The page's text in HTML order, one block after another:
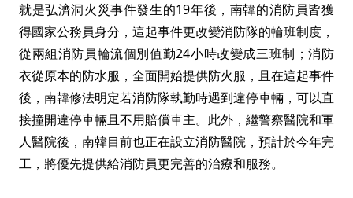
就是弘濟洞火災事件發生的19年後，南韓的消防員皆獲
得國家公務員身分，這起事件更改變消防隊的輪班制度，
從兩組消防員輪流個別值勤24小時改變成三班制；消防
衣從原本的防水服，全面開始提供防火服，且在這起事件
後，南韓修法明定若消防隊執勤時遇到違停車輛，可以直
接撞開違停車輛且不用賠償車主。此外，繼警察醫院和軍
人醫院後，南韓目前也正在設立消防醫院，預計於今年完
工，將優先提供給消防員更完善的治療和服務。